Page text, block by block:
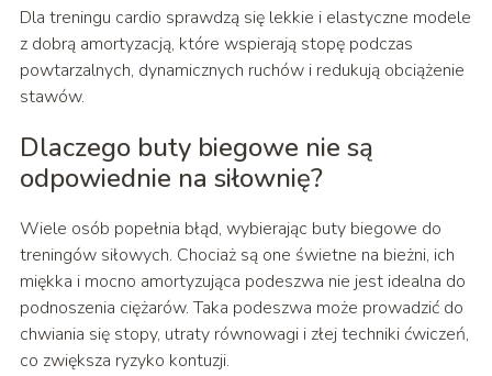
Dla treningu cardio sprawdzą się lekkie i elastyczne modele
z dobrą amortyzacją, które wspierają stopę podczas
powtarzalnych, dynamicznych ruchów i redukują obciążenie
stawów.
Dlaczego buty biegowe nie są
odpowiednie na siłownię?
Wiele osób popełnia błąd, wybierając buty biegowe do
treningów siłowych. Chociaż są one świetne na bieżni, ich
miękka i mocno amortyzująca podeszwa nie jest idealna do
podnoszenia ciężarów. Taka podeszwa może prowadzić do
chwiania się stopy, utraty równowagi i złej techniki ćwiczeń,
co zwiększa ryzyko kontuzji.